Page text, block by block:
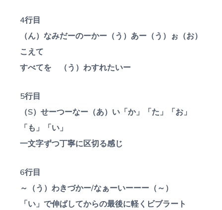
4行目
（ん）なみだーのーかー（う）あー（う）ぉ（お）
こえて
すべてを （う）わすれたいー
5行目
（S）せーつーなー（あ）い「か」「た」「お」
「も」「い」
一文字ずつ丁寧に区切る感じ
6行目
～（う）わきづかー/なぁーいーーー（～）
「い」で伸ばしてからの最後に軽くビブラート